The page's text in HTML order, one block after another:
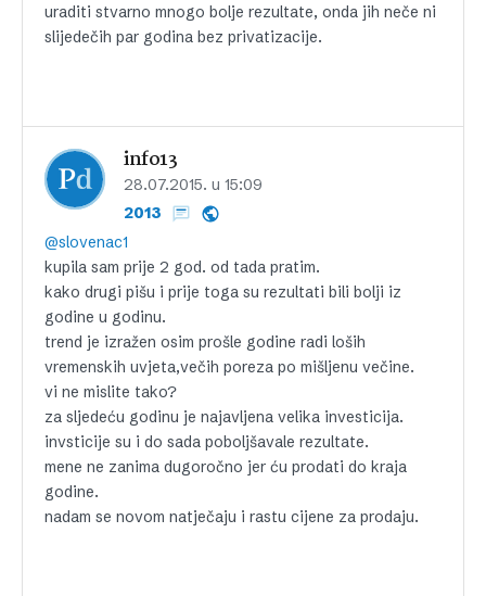
uraditi stvarno mnogo bolje rezultate, onda jih neče ni
slijedečih par godina bez privatizacije.
info13
28.07.2015. u 15:09
2013
@slovenac1
kupila sam prije 2 god. od tada pratim.
kako drugi pišu i prije toga su rezultati bili bolji iz
godine u godinu.
trend je izražen osim prošle godine radi loših
vremenskih uvjeta,večih poreza po mišljenu večine.
vi ne mislite tako?
za sljedeću godinu je najavljena velika investicija.
invsticije su i do sada poboljšavale rezultate.
mene ne zanima dugoročno jer ću prodati do kraja
godine.
nadam se novom natječaju i rastu cijene za prodaju.